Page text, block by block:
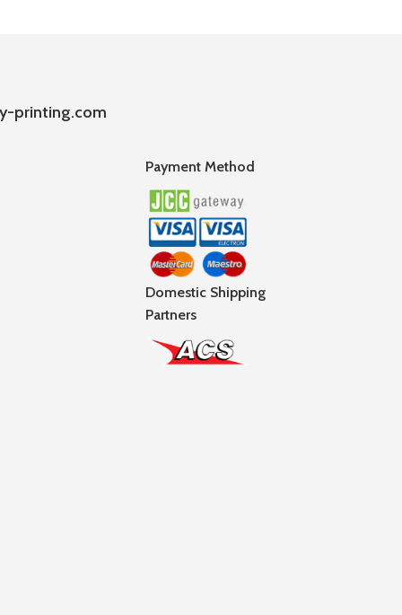
printing.com
Payment Method
Domestic Shipping
Partners